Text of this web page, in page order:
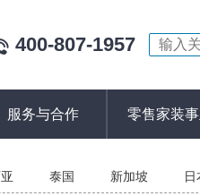
400-807-1957
服务与合作 零售家装
泰国 新加坡 日